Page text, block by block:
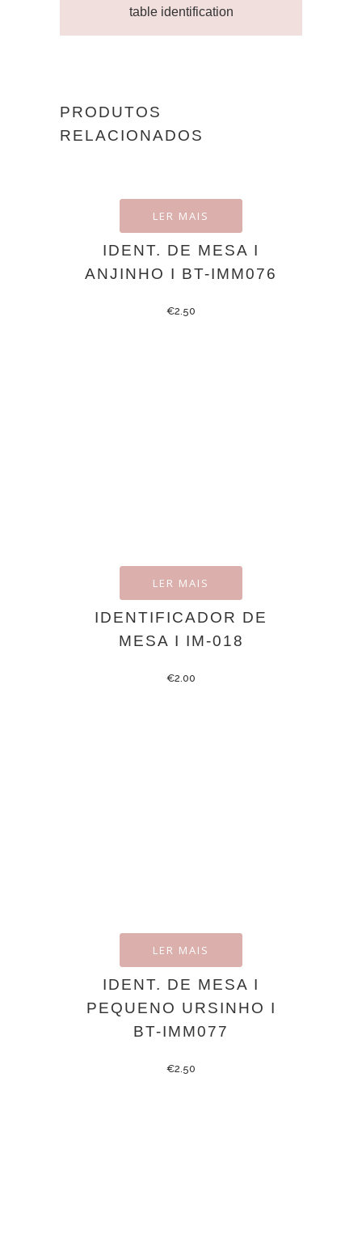
table identification
PRODUTOS
RELACIONADOS
LER MAIS
IDENT. DE MESA I
ANJINHO I BT-IMM076
€2.50
LER MAIS
IDENTIFICADOR DE
MESA I IM-018
€2.00
LER MAIS
IDENT. DE MESA I
PEQUENO URSINHO I
BT-IMM077
€2.50